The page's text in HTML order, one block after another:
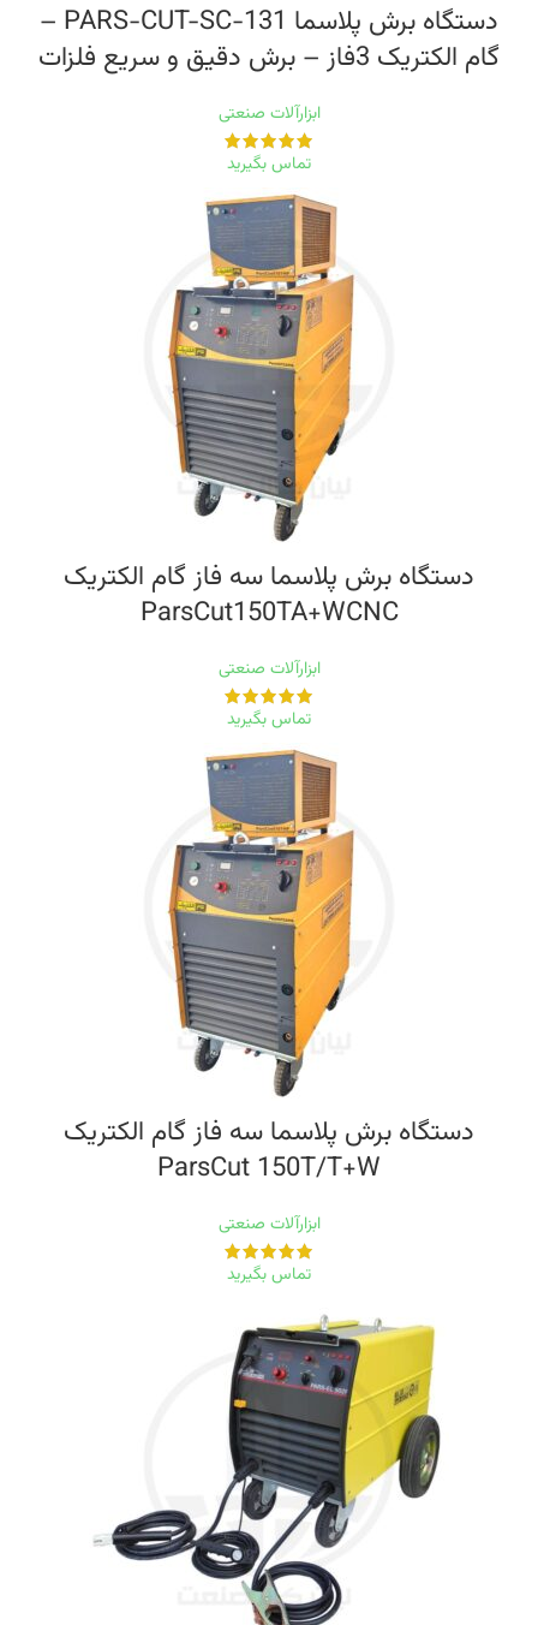
دستگاه برش پلاسما PARS-CUT-SC-131 –
گام الکتریک 3فاز – برش دقیق و سریع فلزات
ابزارآلات صنعتی
تماس بگیرید
دستگاه برش پلاسما سه فاز گام الکتریک
ParsCut150TA+WCNC
ابزارآلات صنعتی
تماس بگیرید
دستگاه برش پلاسما سه فاز گام الکتریک
ParsCut 150T/T+W
ابزارآلات صنعتی
تماس بگیرید